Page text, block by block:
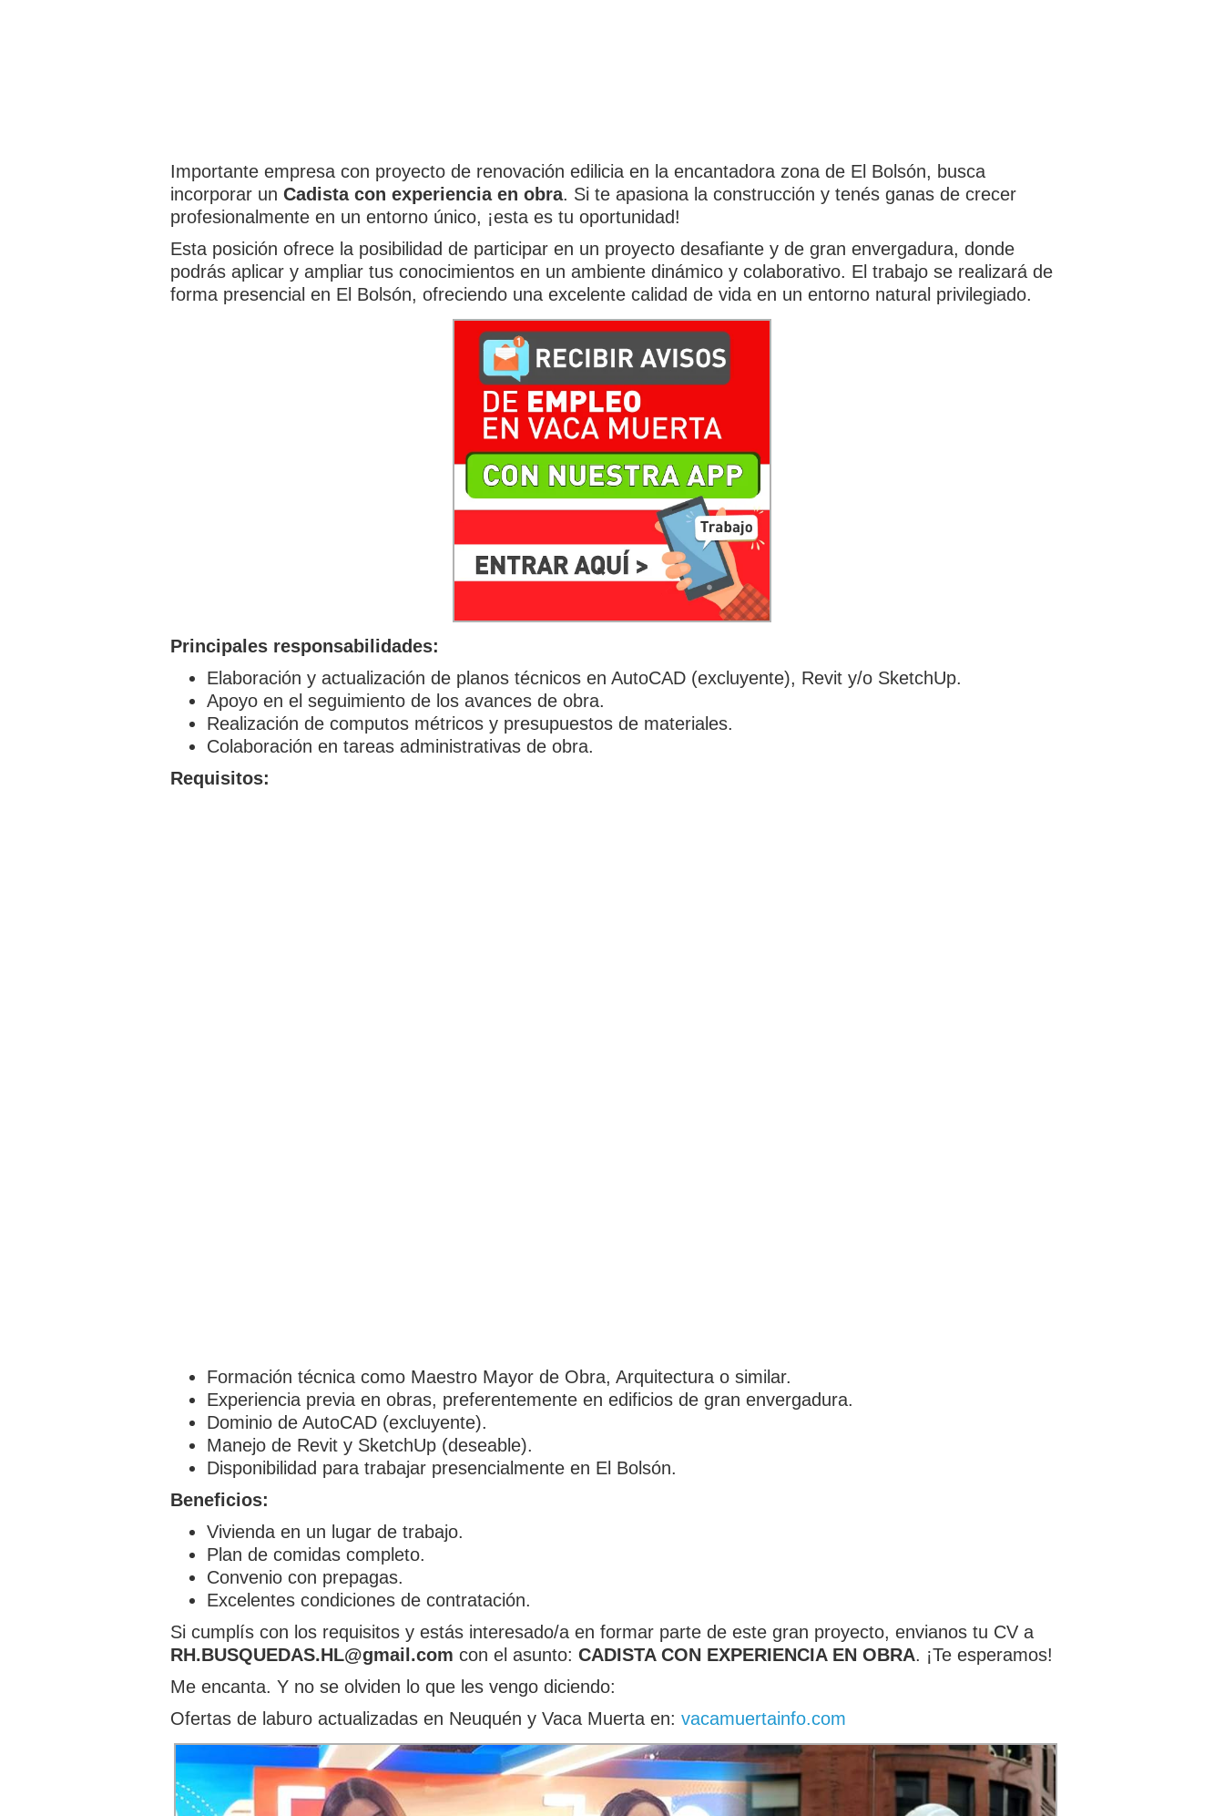
Importante empresa con proyecto de renovación edilicia en la encantadora zona de El Bolsón, busca
incorporar un Cadista con experiencia en obra. Si te apasiona la construcción y tenés ganas de crecer
profesionalmente en un entorno único, ¡esta es tu oportunidad!
Esta posición ofrece la posibilidad de participar en un proyecto desafiante y de gran envergadura, donde
podrás aplicar y ampliar tus conocimientos en un ambiente dinámico y colaborativo. El trabajo se realizará de
forma presencial en El Bolsón, ofreciendo una excelente calidad de vida en un entorno natural privilegiado.
Principales responsabilidades:
Elaboración y actualización de planos técnicos en AutoCAD (excluyente), Revit y/o SketchUp.
Apoyo en el seguimiento de los avances de obra.
Realización de computos métricos y presupuestos de materiales.
Colaboración en tareas administrativas de obra.
Requisitos:
Formación técnica como Maestro Mayor de Obra, Arquitectura o similar.
Experiencia previa en obras, preferentemente en edificios de gran envergadura.
Dominio de AutoCAD (excluyente).
Manejo de Revit y SketchUp (deseable).
Disponibilidad para trabajar presencialmente en El Bolsón.
Beneficios:
Vivienda en un lugar de trabajo.
Plan de comidas completo.
Convenio con prepagas.
Excelentes condiciones de contratación.
Si cumplís con los requisitos y estás interesado/a en formar parte de este gran proyecto, envianos tu CV a
RH.BUSQUEDAS.HL@gmail.com con el asunto: CADISTA CON EXPERIENCIA EN OBRA. ¡Te esperamos!
Me encanta. Y no se olviden lo que les vengo diciendo:
Ofertas de laburo actualizadas en Neuquén y Vaca Muerta en: vacamuertainfo.com